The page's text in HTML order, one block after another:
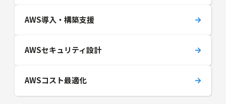
AWS導入・構築支援
AWSセキュリティ設計
AWSコスト最適化